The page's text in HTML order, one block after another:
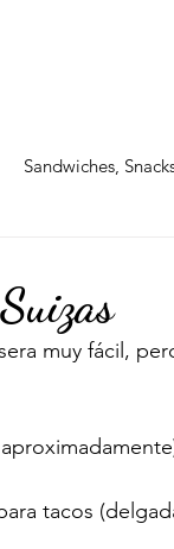
Sandwiches,
muy fácil,
tacos